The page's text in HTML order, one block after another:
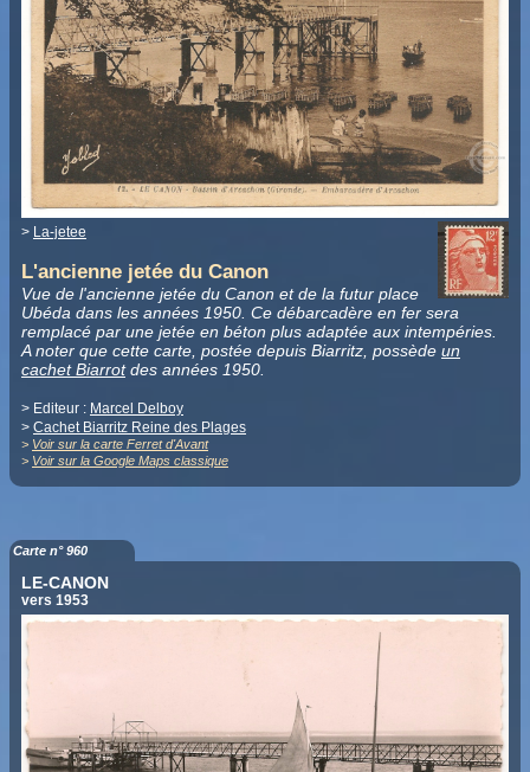
> La-jetee
L'ancienne jetée du Canon
Vue de l'ancienne jetée du Canon et de la futur place
Ubéda dans les années 1950. Ce débarcadère en fer sera
remplacé par une jetée en béton plus adaptée aux intempéries.
A noter que cette carte, postée depuis Biarritz, possède un
cachet Biarrotdes années 1950.
> Editeur : Marcel Delboy
> Cachet Biarritz Reine des Plages
> Voir sur la carte Ferret d'Avant
> Voir sur la Google Maps classique
Carte n° 960
LE-CANON
vers 1953